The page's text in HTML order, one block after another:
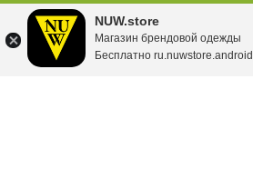
NUW.store
Магазин брендовой одежды
Бесплатно ru.nuwstore.android